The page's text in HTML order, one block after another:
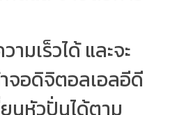
มเร็วได้ และจะ
จอดิจิตอลเอลอีดี
นหัวปั่นได้ตาม